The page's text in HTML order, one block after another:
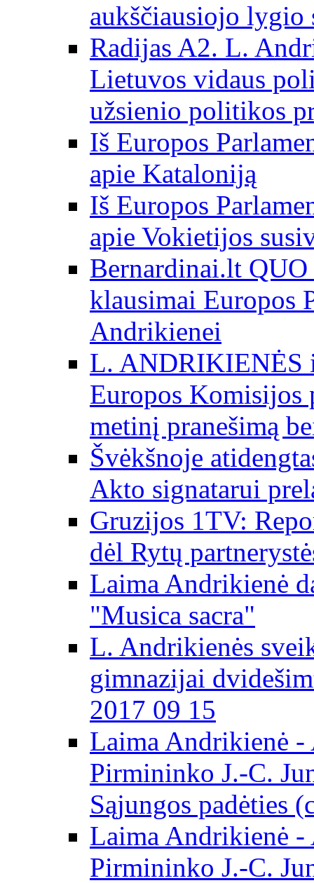
aukščiausiojo lygio
Radijas A2. L.
Lietuvos vidaus
užsienio politikos
Iš Europos
apie Kataloniją
Iš Europos
apie Vokietijos
Bernardinai.lt
klausimai Europos
Andrikienei
L. ANDRIKIENĖS
Europos Komisijos
metinį pranešimą
Švėkšnoje
Akto signatarui
Gruzijos 1TV:
dėl Rytų
Laima Andrikienė
"Musica sacra"
L. Andrikienės
gimnazijai
2017 09 15
Laima Andrikienė
Pirmininko J.-C.
Sąjungos padėties
Laima Andrikienė
Pirmininko J.-C.